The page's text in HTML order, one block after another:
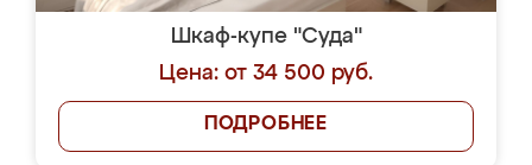
Шкаф-купе "Суда"
Цена: от 34 500 руб.
ПОДРОБНЕЕ